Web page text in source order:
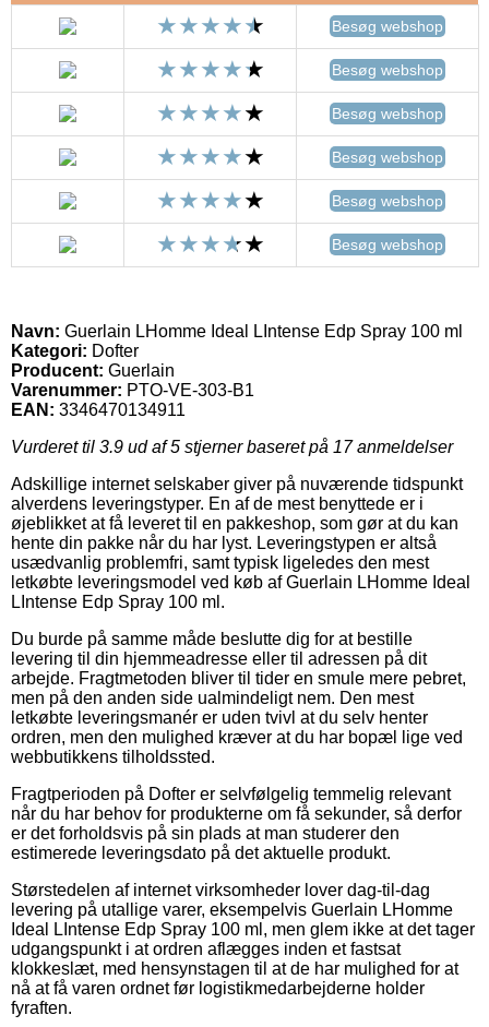
Besøg webshop
Besøg webshop
Besøg webshop
Besøg webshop
Besøg webshop
Besøg webshop
Navn: Guerlain LHomme Ideal LIntense Edp Spray 100 ml
Kategori: Dofter
Producent: Guerlain
Varenummer: PTO-VE-303-B1
EAN: 3346470134911
Vurderet til 3.9 ud af 5 stjerner baseret på 17anmeldelser
Adskillige internet selskaber giver på nuværende tidspunkt
alverdens leveringstyper. En af de mest benyttede er i
øjeblikket at få leveret til en pakkeshop, som gør at du kan
hente din pakke når du har lyst. Leveringstypen er altså
usædvanlig problemfri, samt typisk ligeledes den mest
letkøbte leveringsmodel ved køb af Guerlain LHomme Ideal
LIntense Edp Spray 100 ml.
Du burde på samme måde beslutte dig for at bestille
levering til din hjemmeadresse eller til adressen på dit
arbejde. Fragtmetoden bliver til tider en smule mere pebret,
men på den anden side ualmindeligt nem. Den mest
letkøbte leveringsmanér er uden tvivl at du selv henter
ordren, men den mulighed kræver at du har bopæl lige ved
webbutikkens tilholdssted.
Fragtperioden på Dofter er selvfølgelig temmelig relevant
når du har behov for produkterne om få sekunder, så derfor
er det forholdsvis på sin plads at man studerer den
estimerede leveringsdato på det aktuelle produkt.
Størstedelen af internet virksomheder lover dag-til-dag
levering på utallige varer, eksempelvis Guerlain LHomme
Ideal LIntense Edp Spray 100 ml, men glem ikke at det tager
udgangspunkt i at ordren aflægges inden et fastsat
klokkeslæt, med hensynstagen til at de har mulighed for at
nå at få varen ordnet før logistikmedarbejderne holder
fyraften.